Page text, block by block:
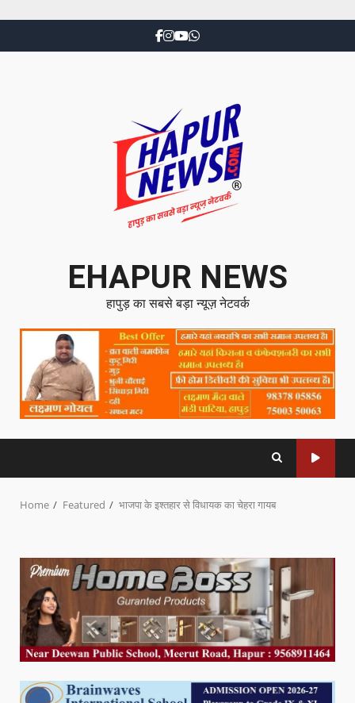
EHAPUR NEWS
हापुड़ का सबसे बड़ा न्यूज़ नेटवर्क
Home Featured भाजपा के इश्तहार से विधायक का चेहरा गायब